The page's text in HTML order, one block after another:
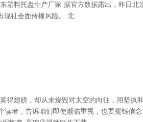
料托盘生产厂家 据官方数据露出，昨日
现社会面传播风险。 北
得翅膀，却从未烧毁对太空的向往，用坚
者，告诉咱们即使濒临重视，也要矍铄信